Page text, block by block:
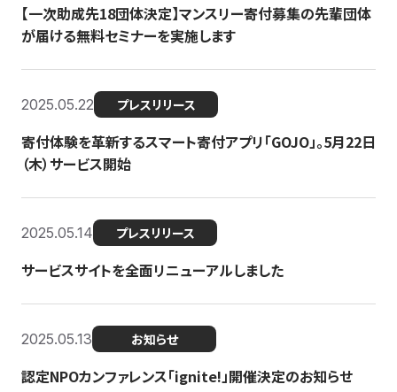
【一次助成先18団体決定】マンスリー寄付募集の先輩団体
が届ける無料セミナーを実施します
2025.05.22 プレスリリース
寄付体験を革新するスマート寄付アプリ「GOJO」。5月22日
（木）サービス開始
2025.05.14 プレスリリース
サービスサイトを全面リニューアルしました
2025.05.13 お知らせ
認定NPOカンファレンス「ignite!」開催決定のお知らせ